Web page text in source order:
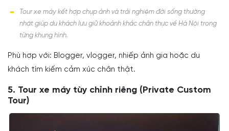
Tour xe máy kết hợp chụp ảnh và trải nghiệm đời sống thường
nhật giúp du khách lưu giữ khoảnh khắc chân thực về Hà Nội trong
từng khung hình.
Phù hợp với: Blogger, vlogger, nhiếp ảnh gia hoặc du
khách tìm kiếm cảm xúc chân thật.
5. Tour xe máy tùy chỉnh riêng (Private Custom
Tour)